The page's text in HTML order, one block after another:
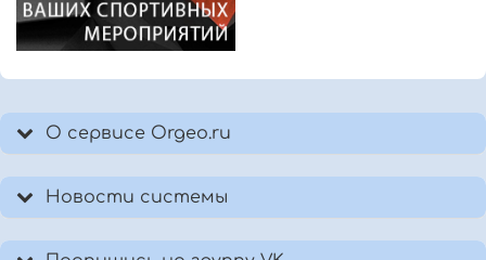
О сервисе Orgeo.ru
Новости системы